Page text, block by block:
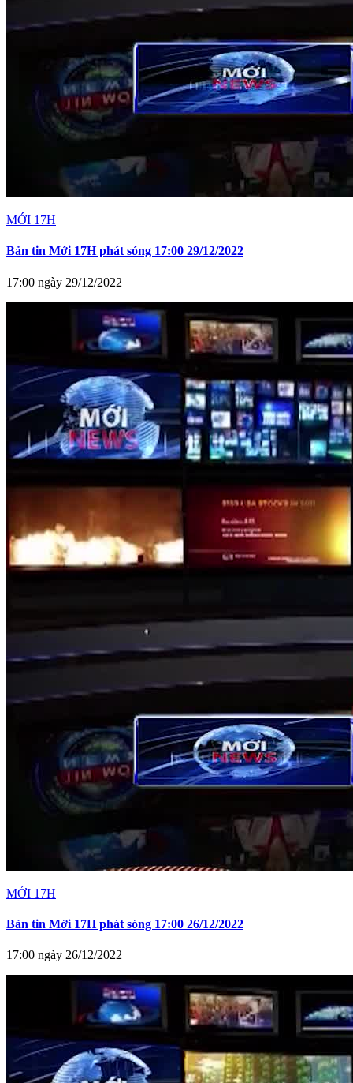
MỚI 17H
Bản tin Mới 17H phát sóng 17:00 29/12/2022
17:00 ngày 29/12/2022
MỚI 17H
Bản tin Mới 17H phát sóng 17:00 26/12/2022
17:00 ngày 26/12/2022